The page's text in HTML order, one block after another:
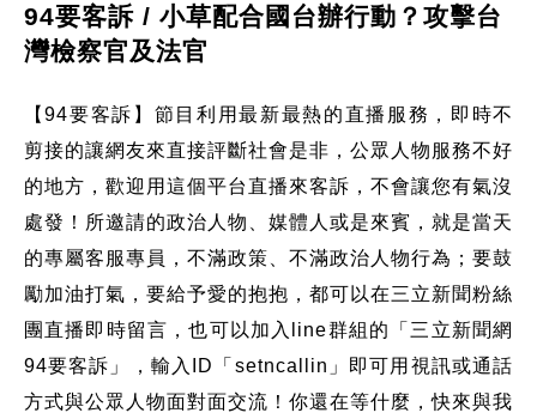
94要客訴 / 小草配合國台辦行動？攻擊台
灣檢察官及法官
【94要客訴】節目利用最新最熱的直播服務，即時不
剪接的讓網友來直接評斷社會是非，公眾人物服務不好
的地方，歡迎用這個平台直播來客訴，不會讓您有氣沒
處發！所邀請的政治人物、媒體人或是來賓，就是當天
的專屬客服專員，不滿政策、不滿政治人物行為；要鼓
勵加油打氣，要給予愛的抱抱，都可以在三立新聞粉絲
團直播即時留言，也可以加入line群組的「三立新聞網
94要客訴」，輸入ID「setncallin」即可用視訊或通話
方式與公眾人物面對面交流！你還在等什麼，快來與我